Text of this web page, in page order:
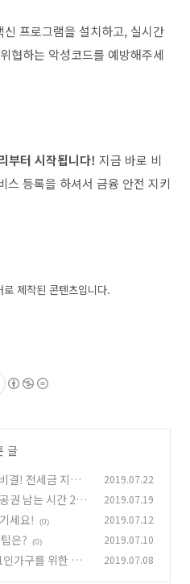
프로그램을 설치하고, 실시간
협하는 악성코드를 예방해주세
부터 시작됩니다! 지금 바로 비
스 등록을 하셔서 금융 안전 지키
제작된 콘텐츠입니다.
글
결! 전세금 지키
2019.07.22
권 남는 시간 20
2019.07.19
세요! (0) 2019.07.12
은? (0) 2019.07.10
가구를 위한 임
2019.07.08